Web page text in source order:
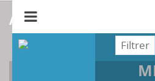
affiner ou comparer